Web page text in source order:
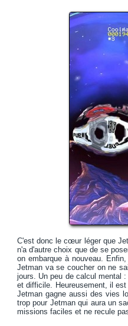
C'est donc le cœur léger que
n'a d'autre choix que de se
on embarque à nouveau.
Jetman va se coucher on ne
jours. Un peu de calcul mental
et difficile. Heureusement, il
Jetman gagne aussi des vies
trop pour Jetman qui aura un
missions faciles et ne recule